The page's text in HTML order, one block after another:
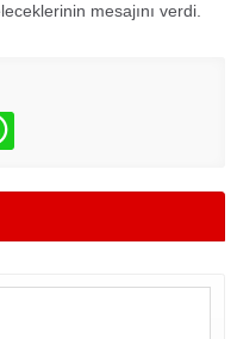
mesajını verdi.